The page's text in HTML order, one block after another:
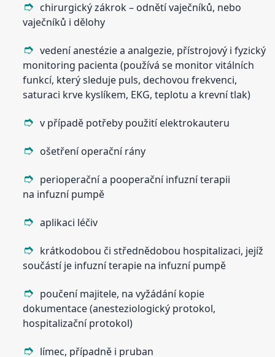
chirurgický zákrok – odnětí vaječníků, nebo
vaječníků i dělohy
vedení anestézie a analgezie, přístrojový i fyzický
monitoring pacienta (používá se monitor vitálních
funkcí, který sleduje puls, dechovou frekvenci,
saturaci krve kyslíkem, EKG, teplotu a krevní tlak)
v případě potřeby použití elektrokauteru
ošetření operační rány
perioperační a pooperační infuzní terapii
na infuzní pumpě
aplikaci léčiv
krátkodobou či střednědobou hospitalizaci, jejíž
součástí je infuzní terapie na infuzní pumpě
poučení majitele, na vyžádání kopie
dokumentace (anesteziologický protokol,
hospitalizační protokol)
límec, případně i pruban